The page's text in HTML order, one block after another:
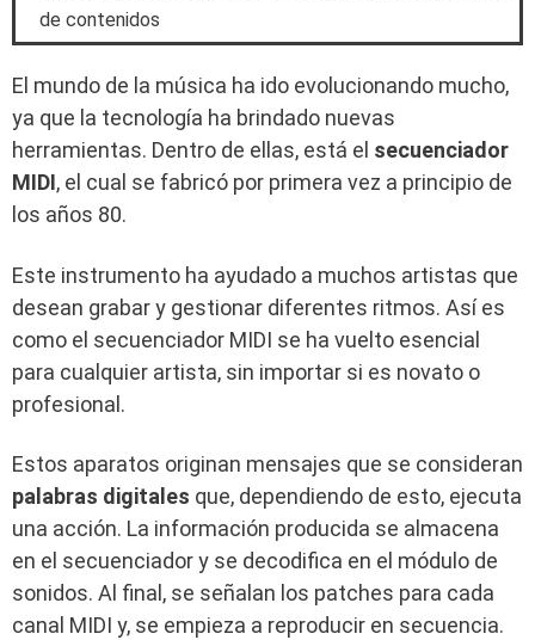
de contenidos
El mundo de la música ha ido evolucionando mucho,
ya que la tecnología ha brindado nuevas
herramientas. Dentro de ellas, está el secuenciador
MIDI, el cual se fabricó por primera vez a principio de
los años 80.
Este instrumento ha ayudado a muchos artistas que
desean grabar y gestionar diferentes ritmos. Así es
como el secuenciador MIDI se ha vuelto esencial
para cualquier artista, sin importar si es novato o
profesional.
Estos aparatos originan mensajes que se consideran
palabras digitales que, dependiendo de esto, ejecuta
una acción. La información producida se almacena
en el secuenciador y se decodifica en el módulo de
sonidos. Al final, se señalan los patches para cada
canal MIDI y, se empieza a reproducir en secuencia.